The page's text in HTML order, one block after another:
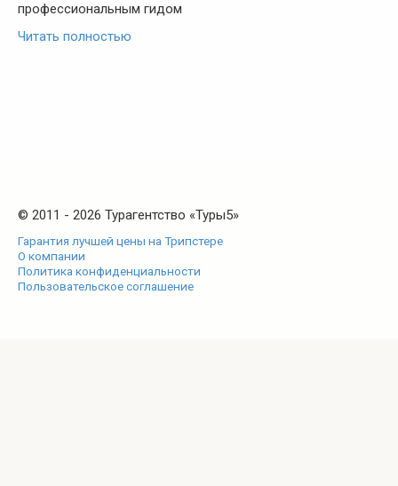
профессиональным гидом
Читать полностью
© 2011 - 2026 Турагентство «Туры5»
Гарантия лучшей цены на Трипстере
О компании
Политика конфиденциальности
Пользовательское соглашение